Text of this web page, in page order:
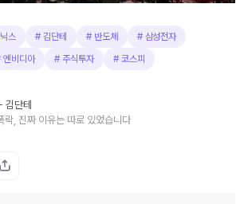
스 #김단테 # 반도체 # 삼성전자
엔비디아 # 주식투자 # 코스피
김단테
락, 진짜 이유는 따로 있었습니다